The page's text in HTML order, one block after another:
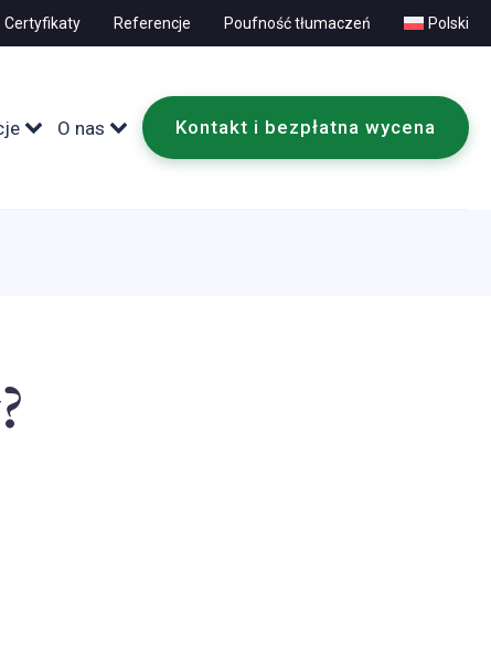
Certyfikaty Referencje Poufność tłumaczeń Polski
O nas Kontakt i bezpłatna wycena